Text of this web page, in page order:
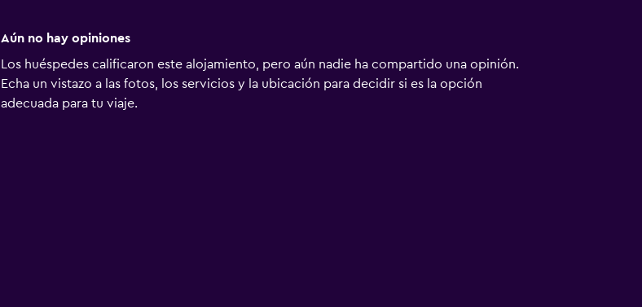
Aún no hay opiniones
Los huéspedes calificaron este alojamiento, pero aún nadie ha compartido una opinión.
Echa un vistazo a las fotos, los servicios y la ubicación para decidir si es la opción
adecuada para tu viaje.